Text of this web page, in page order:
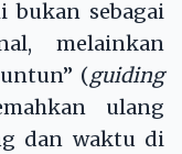
bukan sebagai
melainkan
(guiding
ulang
dan waktu di